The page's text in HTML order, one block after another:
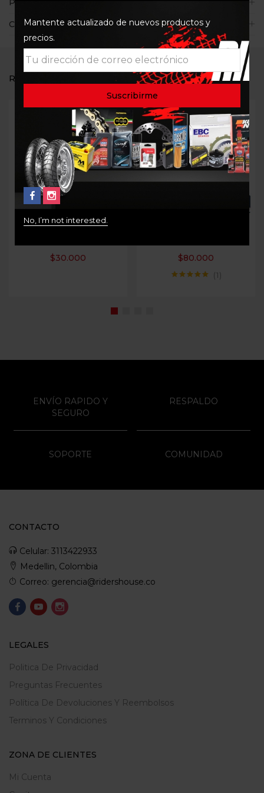
Políticas de la tienda
Consultas
RELATED PRODUCTS
$30.000
$80.000
1
Mantente actualizado de nuevos productos y
precios.
No, I’m not interested.
ENVÍO RAPIDO Y
SEGURO
RESPALDO
SOPORTE COMUNIDAD
CONTACTO
Celular: 3113422933
Medellin, Colombia
Correo: gerencia@ridershouse.co
LEGALES
Politica De Privacidad
Preguntas Frecuentes
Política De Devoluciones Y Reembolsos
Terminos Y Condiciones
ZONA DE CLIENTES
Mi Cuenta